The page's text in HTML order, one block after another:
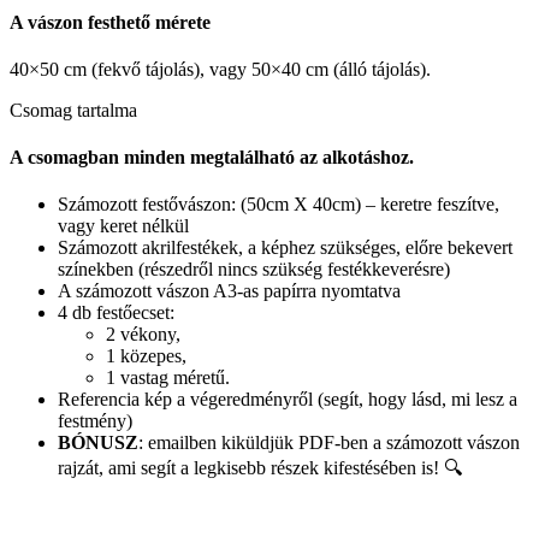
A vászon festhető mérete
40×50 cm (fekvő tájolás), vagy 50×40 cm (álló tájolás).
Csomag tartalma
A csomagban minden megtalálható az alkotáshoz.
Számozott festővászon: (50cm X 40cm) – keretre feszítve,
vagy keret nélkül
Számozott akrilfestékek, a képhez szükséges, előre bekevert
színekben (részedről nincs szükség festékkeverésre)
A számozott vászon A3-as papírra nyomtatva
4 db festőecset:
2 vékony,
1 közepes,
1 vastag méretű.
Referencia kép a végeredményről (segít, hogy lásd, mi lesz a
festmény)
BÓNUSZ: emailben kiküldjük PDF-ben a számozott vászon
rajzát, ami segít a legkisebb részek kifestésében is! 🔍